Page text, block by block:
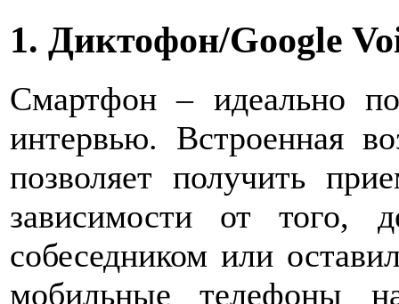
1. Диктофон/Google
Смартфон – идеально
интервью. Встроенная
позволяет получить
зависимости от того,
собеседником или
мобильные телефоны